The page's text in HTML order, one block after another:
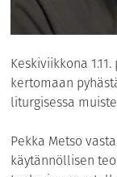
Keskiviikkona
kertomaan
liturgisessa
Pekka Metso
käytännöllisen